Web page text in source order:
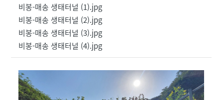
비봉-매송 생태터널 (1).jpg
비봉-매송 생태터널 (2).jpg
비봉-매송 생태터널 (3).jpg
비봉-매송 생태터널 (4).jpg